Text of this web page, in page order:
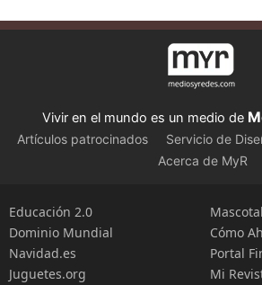
Vivir en el mundo es un medio de
Artículos patrocinados Servicio de
Acerca de MyR
Educación 2.0
Dominio Mundial
Navidad.es
Juguetes.org
Cómo
Portal
Mi